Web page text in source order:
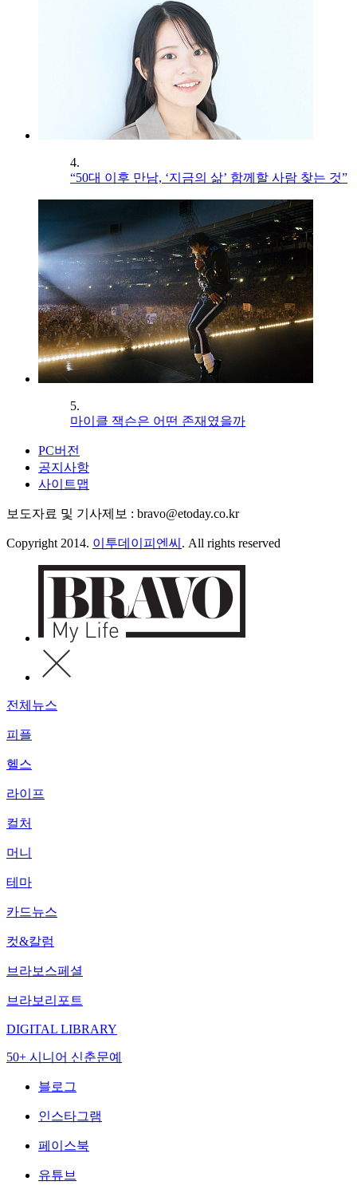
4.
“50대 이후 만남, ‘지금의 삶’ 함께할 사람 찾는 것”
5.
마이클 잭슨은 어떤 존재였을까
PC버전
공지사항
사이트맵
보도자료 및 기사제보 : bravo@etoday.co.kr
Copyright 2014. 이투데이피엔씨 . All rights reserved
전체뉴스
피플
헬스
라이프
컬처
머니
테마
카드뉴스
컷&칼럼
브라보스페셜
브라보리포트
DIGITAL LIBRARY
50+ 시니어 신춘문예
블로그
인스타그램
페이스북
유튜브